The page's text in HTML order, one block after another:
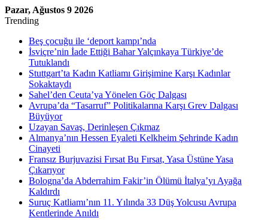
Pazar, Ağustos 9 2026
Trending
Beş çocuğu ile ‘deport kampı’nda
İsviçre’nin İade Ettiği Bahar Yalçınkaya Türkiye’de
Tutuklandı
Stuttgart’ta Kadın Katliamı Girişimine Karşı Kadınlar
Sokaktaydı
Sahel’den Ceuta’ya Yönelen Göç Dalgası
Avrupa’da “Tasarruf” Politikalarına Karşı Grev Dalgası
Büyüyor
Uzayan Savaş, Derinleşen Çıkmaz
Almanya’nın Hessen Eyaleti Kelkheim Şehrinde Kadın
Cinayeti
Fransız Burjuvazisi Fırsat Bu Fırsat, Yasa Üstüne Yasa
Çıkarıyor
Bologna’da Abderrahim Fakir’in Ölümü İtalya’yı Ayağa
Kaldırdı
Suruç Katliamı’nın 11. Yılında 33 Düş Yolcusu Avrupa
Kentlerinde Anıldı